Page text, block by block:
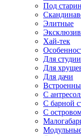
Под
Элитные
Хай-тек
Для студии
Для
Для дачи
С
С барной
С